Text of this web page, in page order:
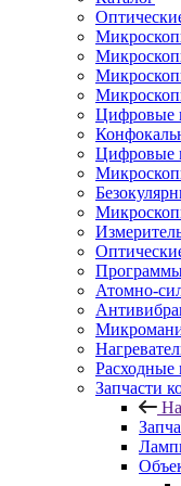
Цифровые
Цифровые
Атомно-
Расходные
Запчасти